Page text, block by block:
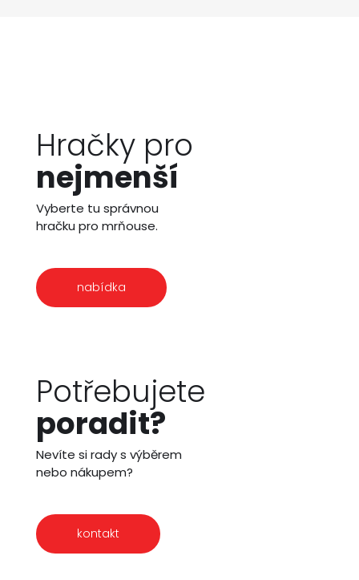
Hračky pro
nejmenší
Vyberte tu správnou
hračku pro mrňouse.
nabídka
Potřebujete
poradit?
Nevíte si rady s výběrem
nebo nákupem?
kontakt